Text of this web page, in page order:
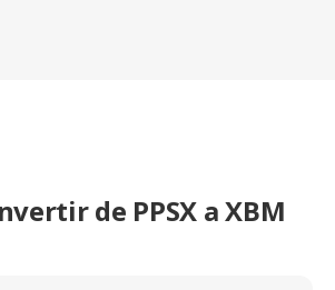
de PPSX a XBM